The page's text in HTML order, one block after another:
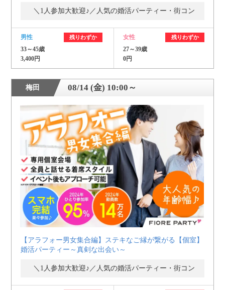
＼1人参加大歓迎♪／人気の婚活パーティー・街コン
男性 残りわずか
33～45歳
3,400円
女性 残りわずか
27～39歳
0円
梅田 08/14 (金) 10:00～
【アラフォー男女集合編】ステキなご縁が繋がる【個室】
婚活パーティー～真剣な出会い～
＼1人参加大歓迎♪／人気の婚活パーティー・街コン